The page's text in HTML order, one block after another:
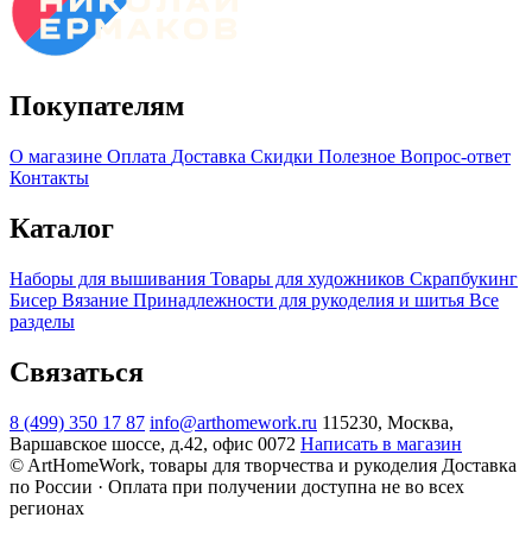
Покупателям
О магазине Оплата Доставка Скидки Полезное Вопрос-ответ
Контакты
Каталог
Наборы для вышивания Товары для художников Скрапбукинг
Бисер Вязание Принадлежности для рукоделия и шитья Все
разделы
Связаться
8 (499) 350 17 87 info@arthomework.ru 115230, Москва,
Варшавское шоссе, д.42, офис 0072 Написать в магазин
© ArtHomeWork, товары для творчества и рукоделия Доставка
по России · Оплата при получении доступна не во всех
регионах